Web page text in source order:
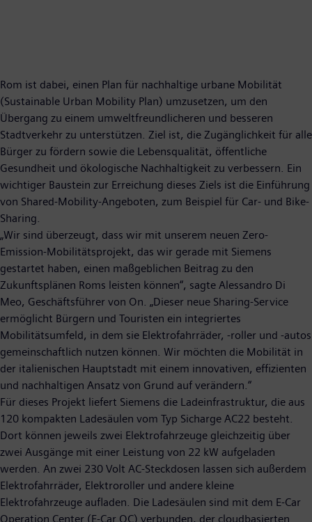
Rom ist dabei, einen Plan für nachhaltige urbane Mobilität
(Sustainable Urban Mobility Plan) umzusetzen, um den
Übergang zu einem umweltfreundlicheren und besseren
Stadtverkehr zu unterstützen. Ziel ist, die Zugänglichkeit für alle
Bürger zu fördern sowie die Lebensqualität, öffentliche
Gesundheit und ökologische Nachhaltigkeit zu verbessern. Ein
wichtiger Baustein zur Erreichung dieses Ziels ist die Einführung
von Shared-Mobility-Angeboten, zum Beispiel für Car- und Bike-
Sharing.
„Wir sind überzeugt, dass wir mit unserem neuen Zero-
Emission-Mobilitätsprojekt, das wir gerade mit Siemens
gestartet haben, einen maßgeblichen Beitrag zu den
Zukunftsplänen Roms leisten können“, sagte Alessandro Di
Meo, Geschäftsführer von On. „Dieser neue Sharing-Service
ermöglicht Bürgern und Touristen ein integriertes
Mobilitätsumfeld, in dem sie Elektrofahrräder, -roller und -autos
gemeinschaftlich nutzen können. Wir möchten die Mobilität in
der italienischen Hauptstadt mit einem innovativen, effizienten
und nachhaltigen Ansatz von Grund auf verändern.“
Für dieses Projekt liefert Siemens die Ladeinfrastruktur, die aus
120 kompakten Ladesäulen vom Typ Sicharge AC22 besteht.
Dort können jeweils zwei Elektrofahrzeuge gleichzeitig über
zwei Ausgänge mit einer Leistung von 22 kW aufgeladen
werden. An zwei 230 Volt AC-Steckdosen lassen sich außerdem
Elektrofahrräder, Elektroroller und andere kleine
Elektrofahrzeuge aufladen. Die Ladesäulen sind mit dem E-Car
Operation Center (E-Car OC) verbunden, der cloudbasierten